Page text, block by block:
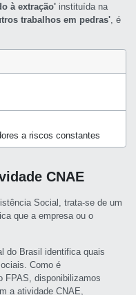
à extração' instituída na
trabalhos em pedras' , é
a riscos constantes
CNAE
Social, trata-se de um
que a empresa ou o
do Brasil identifica quais
Como é
FPAS, disponibilizamos
a atividade CNAE,